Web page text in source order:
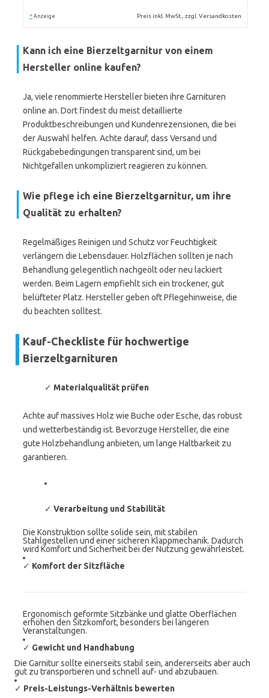
* Anzeige Preis inkl. MwSt., zzgl. Versandkosten
Kann ich eine Bierzeltgarnitur von einem
Hersteller online kaufen?
Ja, viele renommierte Hersteller bieten ihre Garnituren
online an. Dort findest du meist detaillierte
Produktbeschreibungen und Kundenrezensionen, die bei
der Auswahl helfen. Achte darauf, dass Versand und
Rückgabebedingungen transparent sind, um bei
Nichtgefallen unkompliziert reagieren zu können.
Wie pflege ich eine Bierzeltgarnitur, um ihre
Qualität zu erhalten?
Regelmäßiges Reinigen und Schutz vor Feuchtigkeit
verlängern die Lebensdauer. Holzflächen sollten je nach
Behandlung gelegentlich nachgeölt oder neu lackiert
werden. Beim Lagern empfiehlt sich ein trockener, gut
belüfteter Platz. Hersteller geben oft Pflegehinweise, die
du beachten solltest.
Kauf-Checkliste für hochwertige
Bierzeltgarnituren
✓ Materialqualität prüfen
Achte auf massives Holz wie Buche oder Esche, das robust
und wetterbeständig ist. Bevorzuge Hersteller, die eine
gute Holzbehandlung anbieten, um lange Haltbarkeit zu
garantieren.
✓ Verarbeitung und Stabilität
Die Konstruktion sollte solide sein, mit stabilen
Stahlgestellen und einer sicheren Klappmechanik. Dadurch
wird Komfort und Sicherheit bei der Nutzung gewährleistet.
✓ Komfort der Sitzfläche
Ergonomisch geformte Sitzbänke und glatte Oberflächen
erhöhen den Sitzkomfort, besonders bei längeren
Veranstaltungen.
✓ Gewicht und Handhabung
Die Garnitur sollte einerseits stabil sein, andererseits aber auch
gut zu transportieren und schnell auf- und abzubauen.
✓ Preis-Leistungs-Verhältnis bewerten